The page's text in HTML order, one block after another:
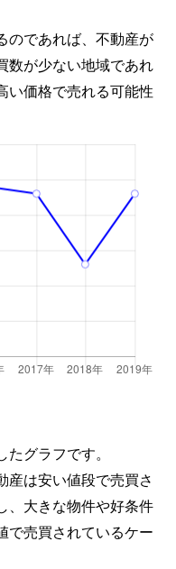
のであれば、不動産が
数が少ない地域であれ
い価格で売れる可能性
グラフです。
産は安い値段で売買さ
、大きな物件や好条件
で売買されているケー